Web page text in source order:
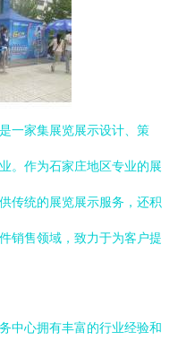
一家集展览展示设计、策
。作为石家庄地区专业的展
传统的展览展示服务，还积
销售领域，致力于为客户提
中心拥有丰富的行业经验和